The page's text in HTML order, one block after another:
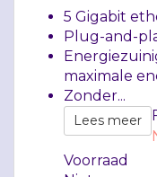
5 Gigabit
Plug-and-
maximale
Zonder...
Lees meer
Voorraad